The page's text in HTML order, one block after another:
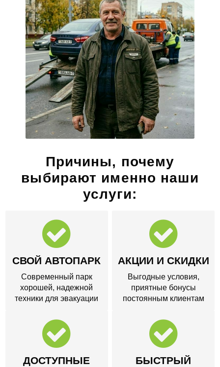
Причины, почему
выбирают именно наши
услуги:
СВОЙ АВТОПАРК
Современный парк
хорошей, надежной
техники для эвакуации
АКЦИИ И СКИДКИ
Выгодные условия,
приятные бонусы
постоянным клиентам
ДОСТУПНЫЕ
БЫСТРЫЙ